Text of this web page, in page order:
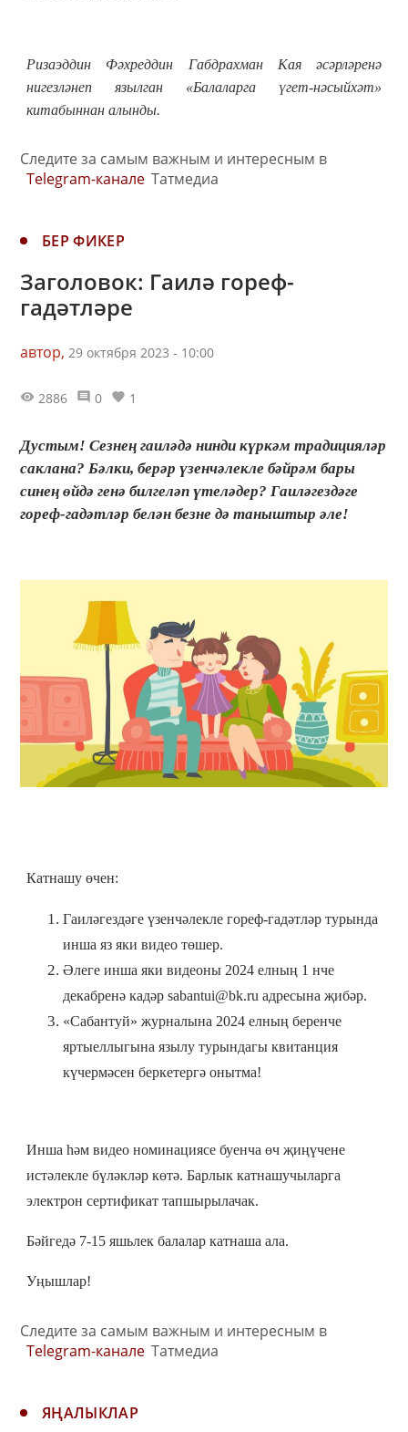
Ризаэддин Фәхреддин Габдрахман Кая әсәрләренә
нигезләнеп язылган «Балаларга үгет-нәсыйхәт»
китабыннан алынды.
Следите за самым важным и интересным в
Telegram-канале Татмедиа
БЕР ФИКЕР
Заголовок: Гаилә гореф-
гадәтләре
автор, 29 октября 2023 - 10:00
2886 0 1
Дустым! Сезнең гаиләдә нинди күркәм традицияләр
саклана? Бәлки, берәр үзенчәлекле бәйрәм бары
синең өйдә генә билгеләп үтеләдер? Гаиләгездәге
гореф-гадәтләр белән безне дә таныштыр әле!
Катнашу өчен:
Гаиләгездәге үзенчәлекле гореф-гадәтләр турында
инша яз яки видео төшер.
Әлеге инша яки видеоны 2024 елның 1 нче
декабренә кадәр sabantui@bk.ru адресына җибәр.
«Сабантуй» журналына 2024 елның беренче
яртыеллыгына язылу турындагы квитанция
күчермәсен беркетергә онытма!
Инша һәм видео номинациясе буенча өч җиңүчене
истәлекле бүләкләр көтә. Барлык катнашучыларга
электрон сертификат тапшырылачак.
Бәйгедә 7-15 яшьлек балалар катнаша ала.
Уңышлар!
Следите за самым важным и интересным в
Telegram-канале Татмедиа
ЯҢАЛЫКЛАР